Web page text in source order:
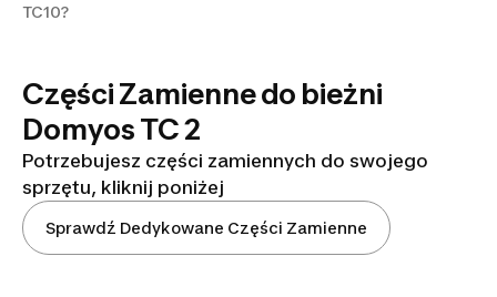
TC10?
Części Zamienne do bieżni
Domyos TC 2
Potrzebujesz części zamiennych do swojego
sprzętu, kliknij poniżej
Sprawdź Dedykowane Części Zamienne